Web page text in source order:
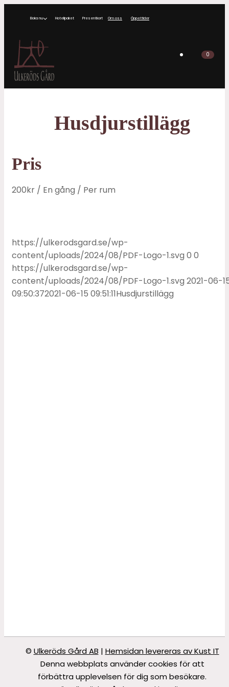
0
Boka nu Hotellpaket Presentkort Om oss Öppettider
Husdjurstillägg
Pris
200kr / En gång / Per rum
https://ulkerodsgard.se/wp-
content/uploads/2024/08/PDF-Logo-1.svg 0 0
https://ulkerodsgard.se/wp-
content/uploads/2024/08/PDF-Logo-1.svg 2021-06-
09:50:372021-06-15 09:51:11Husdjurstillägg
© Ulkeröds Gård AB |
Hemsidan levereras av Kust IT
Denna webbplats använder cookies för att
förbättra upplevelsen för dig som besökare.